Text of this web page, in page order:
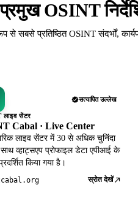
प्रमुख OSINT
से सबसे प्रतिष्ठित OSINT संदर्भों,
सत्यापित उल्लेख
लाइव सेंटर
Cabal · Live Center
लाइव सेंटर में 30 से अधिक चुनिंदा
व्हाट्सएप प्रोफाइल डेटा एपीआई के
किया गया है।
स्रोत देखें